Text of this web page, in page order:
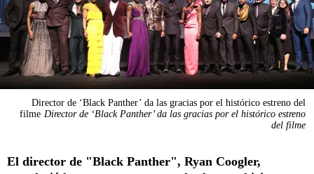
Director de ‘Black Panther’ da las gracias por el histórico estreno del
filme Director de ‘Black Panther’ da las gracias por el histórico estreno
del filme
El director de "Black Panther", Ryan Coogler,